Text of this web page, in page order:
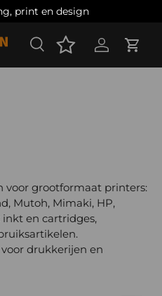
print en design
Zoeken Account
voor grootformaat printers:
Mutoh, Mimaki, HP,
inkt en cartridges,
drukkerijen en